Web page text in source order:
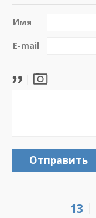
Имя
E-mail
Отправить
13